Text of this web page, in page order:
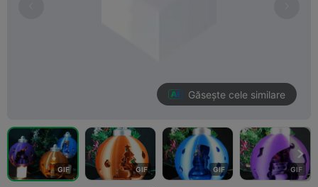
Găsește cele similare
GIF GIF GIF GIF
